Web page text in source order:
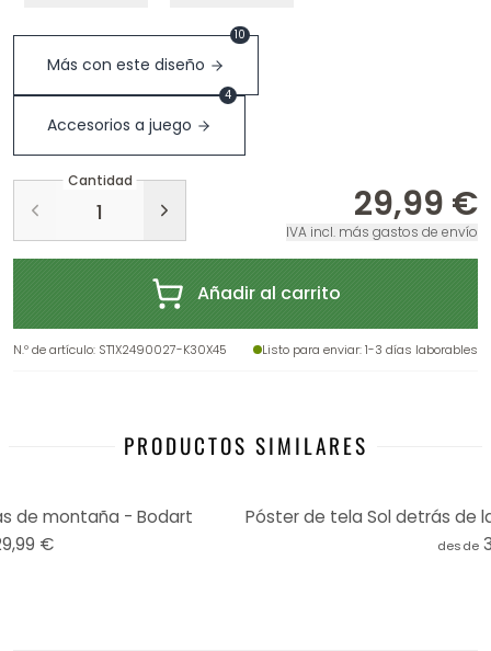
Más con este diseño
10
Accesorios a juego
4
Cantidad
29,99 €
IVA incl. más gastos de envío
Añadir al carrito
N.º de artículo: ST1X2490027-K30X45 Listo para enviar: 1-3 días laborables
PRODUCTOS SIMILARES
de montaña - Bodart
€
desde